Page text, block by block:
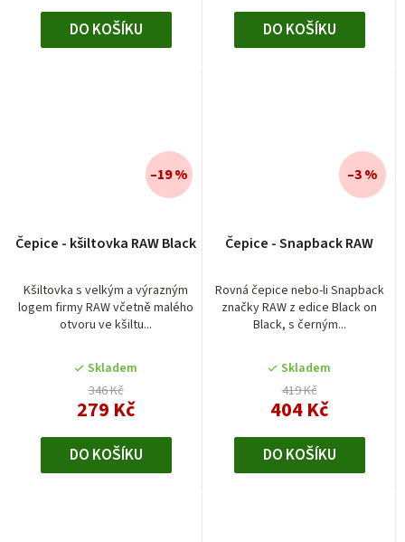
DO KOŠÍKU DO KOŠÍKU
Čepice - kšiltovka RAW Black
Kšiltovka s velkým a výrazným
logem firmy RAW včetně malého
otvoru ve kšiltu...
Skladem
346 Kč
279 Kč
–19 %
DO KOŠÍKU
Čepice - Snapback RAW
Rovná čepice nebo-li Snapback
značky RAW z edice Black on
Black, s černým...
Skladem
419 Kč
404 Kč
–3 %
DO KOŠÍKU